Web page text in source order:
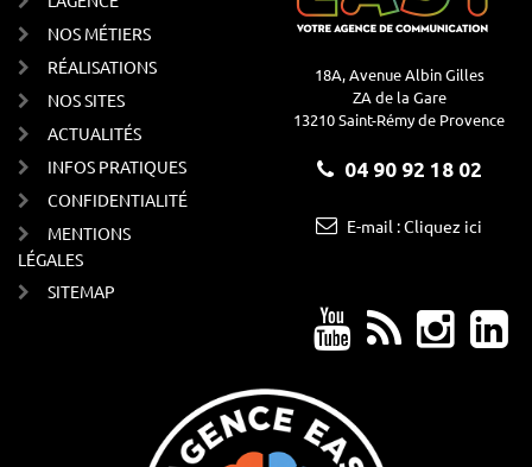
NOS MÉTIERS
RÉALISATIONS
NOS SITES
ACTUALITÉS
INFOS PRATIQUES
CONFIDENTIALITÉ
MENTIONS
LÉGALES
SITEMAP
18A, Avenue Albin Gilles
ZA de la Gare
13210 Saint-Rémy de Provence
04 90 92 18 02
E-mail : Cliquez ici